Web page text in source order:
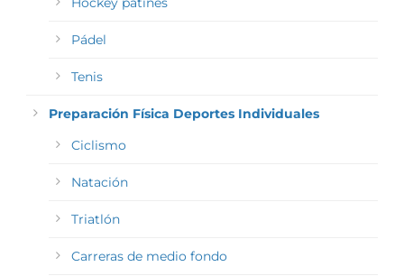
Pádel
Tenis
Preparación Física Deportes Individuales
Ciclismo
Natación
Triatlón
Carreras de medio fondo